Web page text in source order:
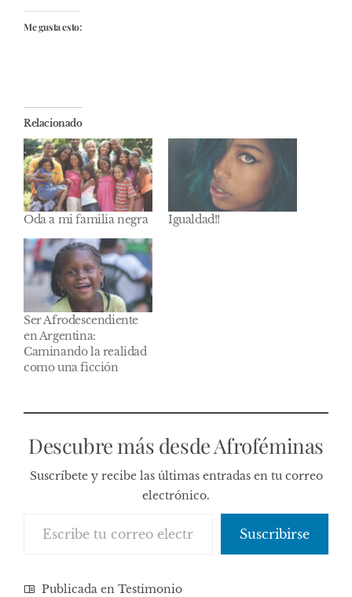
Me gusta esto:
Relacionado
Oda a mi familia negra Igualdad!!
Ser Afrodescendiente
en Argentina:
Caminando la realidad
como una ficción
Descubre más desde Afroféminas
Suscríbete y recibe las últimas entradas en tu correo
electrónico.
Suscribirse
Publicada en Testimonio